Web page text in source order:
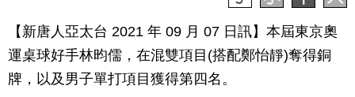
【新唐人亞太台 2021 年 09 月 07 日訊】本屆東京奧
運桌球好手林昀儒，在混雙項目(搭配鄭怡靜)奪得銅
牌，以及男子單打項目獲得第四名。